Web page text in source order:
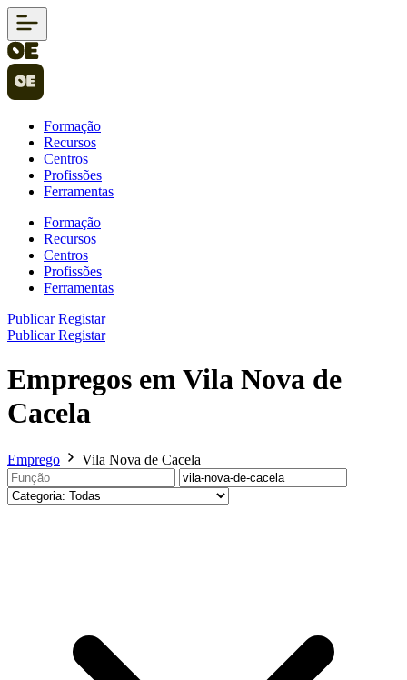
Formação
Recursos
Centros
Profissões
Ferramentas
Formação
Recursos
Centros
Profissões
Ferramentas
PublicarRegistar
PublicarRegistar
Empregos em Vila Nova de
Cacela
Emprego Vila Nova de Cacela